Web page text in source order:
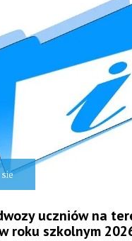
sie
uczniów na
roku szkolnym